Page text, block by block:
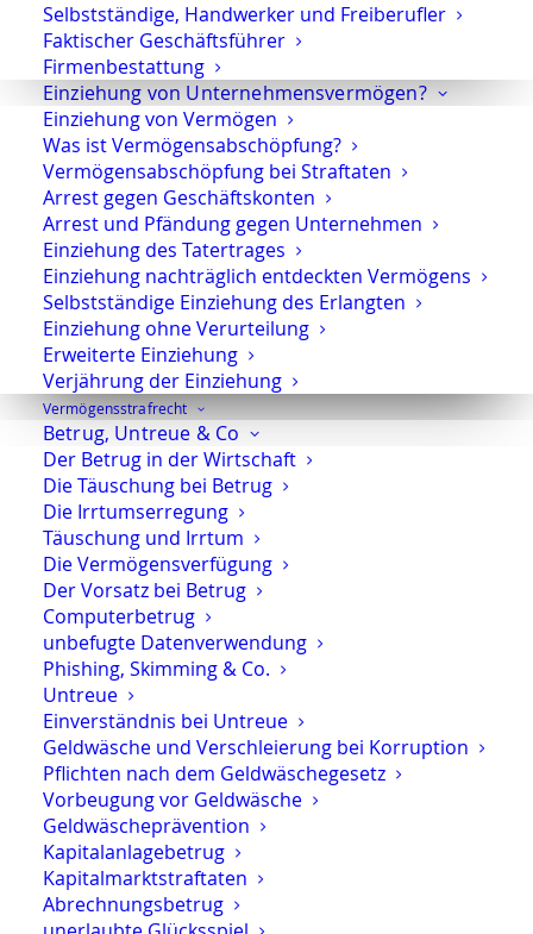
Selbstständige, Handwerker und Freiberufler
Faktischer Geschäftsführer
Firmenbestattung
Einziehung von Unternehmensvermögen?
Einziehung von Vermögen
Was ist Vermögensabschöpfung?
Vermögensabschöpfung bei Straftaten
Arrest gegen Geschäftskonten
Arrest und Pfändung gegen Unternehmen
Einziehung des Tatertrages
Einziehung nachträglich entdeckten Vermögens
Selbstständige Einziehung des Erlangten
Einziehung ohne Verurteilung
Erweiterte Einziehung
Verjährung der Einziehung
Vermögens­strafrecht
Betrug, Untreue & Co
Der Betrug in der Wirtschaft
Die Täuschung bei Betrug
Die Irrtumserregung
Täuschung und Irrtum
Die Vermögensverfügung
Der Vorsatz bei Betrug
Computerbetrug
unbefugte Datenverwendung
Phishing, Skimming & Co.
Untreue
Einverständnis bei Untreue
Geldwäsche und Verschleierung bei Korruption
Pflichten nach dem Geldwäschegesetz
Vorbeugung vor Geldwäsche
Geldwäscheprävention
Kapitalanlagebetrug
Kapitalmarktstraftaten
Abrechnungsbetrug
Festnahme oder
Hausdurchsuchungen):
669
Sie erreichen die Anwaltskanzlei an den
Wochentagen über das Sekretariat.
Die Sekretärinnen sind zur Verschwiegenheit
verpflichtet. Erforderliche Erstinformationen
können Sie ihnen anvertrauen.
Rechtsanwalt Oliver Marson
Adresse: Kurfürstendamm 66, 10707 Berlin
Telefon:+49 30 720 22 970
Fax +49 30 720 22 771
E-Mail:marson@anwaltmarson.de
Hilfe im Notfall
Sie können sich im Notfall rund um die Uhr an uns
wenden. Bitte wählen Sie:
Typische Notfälle sind: Festnahme, Anordnung der
Untersuchungshaft oder Hausdurchsuchungen.
Impressum· Datenschutz